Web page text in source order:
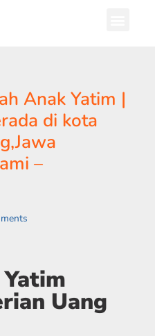
Anak Yatim |
di kota
–
Uang